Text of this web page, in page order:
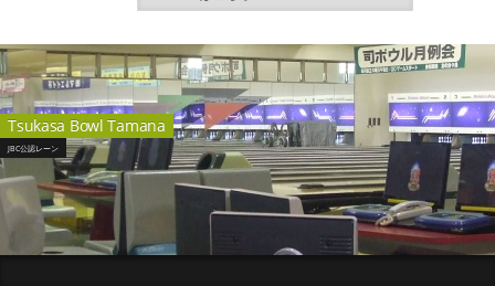
Tsukasa Bowl Tamana
JBC公認レーン